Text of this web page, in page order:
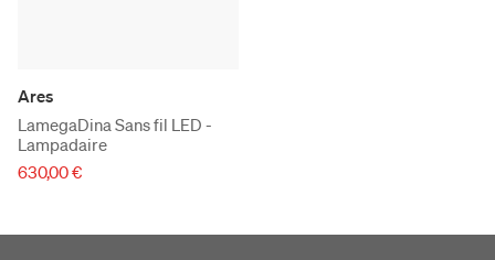
Ares
LamegaDina Sans fil LED -
Lampadaire
630,00 €